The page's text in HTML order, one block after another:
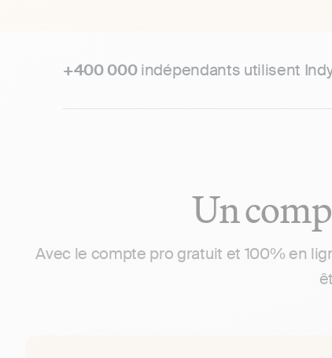
+400 000indépendants utilisent
Un
Avec le compte pro gratuit et 100% en